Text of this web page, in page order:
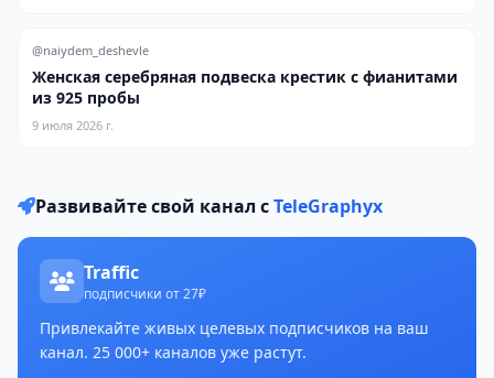
@naiydem_deshevle
Женская серебряная подвеска крестик с фианитами
из 925 пробы
9 июля 2026 г.
Развивайте свой канал сTeleGraphyx
Traffic
подписчики от 27₽
Привлекайте живых целевых подписчиков на ваш
канал. 25 000+ каналов уже растут.